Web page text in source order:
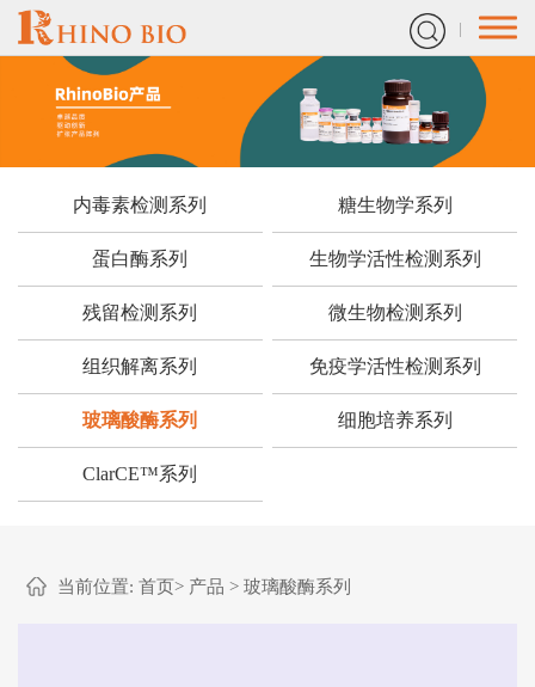
内毒素检测系列 糖生物学系列
蛋白酶系列 生物学活性检测系列
残留检测系列 微生物检测系列
组织解离系列 免疫学活性检测系列
玻璃酸酶系列 细胞培养系列
ClarCE™系列
当前位置: 首页> 产品 > 玻璃酸酶系列